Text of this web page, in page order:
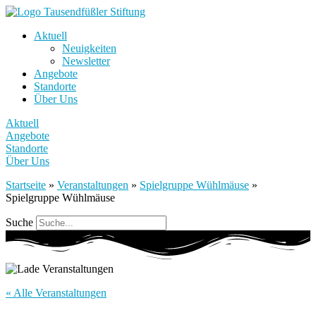
Aktuell
Neuigkeiten
Newsletter
Angebote
Standorte
Über Uns
Aktuell
Angebote
Standorte
Über Uns
Startseite » Veranstaltungen » Spielgruppe Wühlmäuse »
Spielgruppe Wühlmäuse
Suche
« Alle Veranstaltungen